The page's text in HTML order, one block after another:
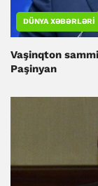
DÜNYA XƏBƏRLƏRI
Vaşinqton
Paşinyan